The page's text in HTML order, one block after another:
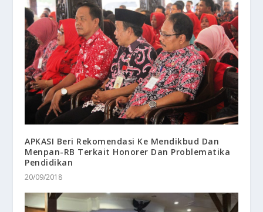
APKASI Beri Rekomendasi Ke Mendikbud Dan
Menpan-RB Terkait Honorer Dan Problematika
Pendidikan
20/09/2018